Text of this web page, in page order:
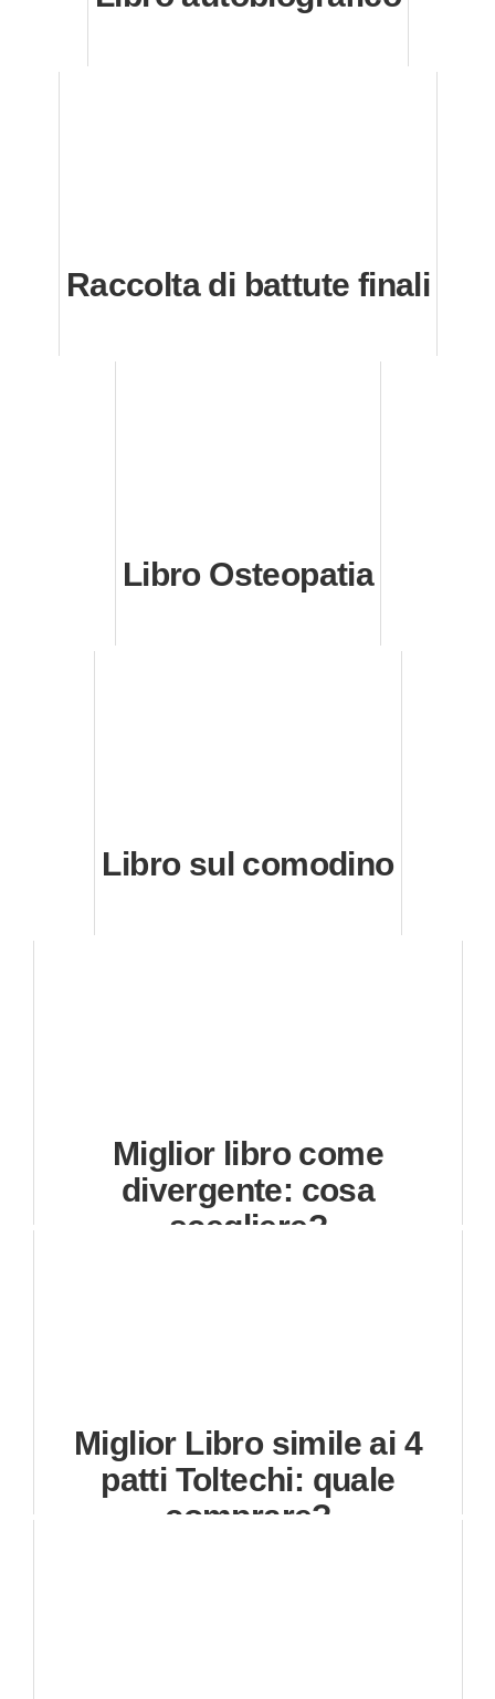
Raccolta di battute finali
Libro Osteopatia
Libro sul comodino
Miglior libro come
divergente: cosa
scegliere?
Miglior Libro simile ai 4
patti Toltechi: quale
comprare?